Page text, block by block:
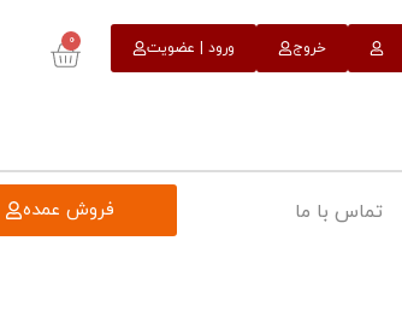
خروج ورود | عضویت 0
تماس با ما فروش عمده